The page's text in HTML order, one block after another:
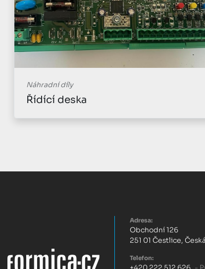
Náhradní díly
Řídící deska
Adresa:
Obchodní 126
251 01 Čestlice,
Telefon: